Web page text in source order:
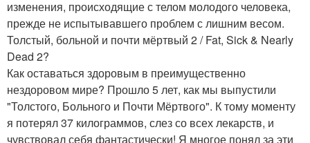
изменения, происходящие с телом молодого человека,
прежде не испытывавшего проблем с лишним весом.
Толстый, больной и почти мёртвый 2 / Fat, Sick & Nearly
Dead 2?
Как оставаться здоровым в преимущественно
нездоровом мире? Прошло 5 лет, как мы выпустили
"Толстого, Больного и Почти Мёртвого". К тому моменту
я потерял 37 килограммов, слез со всех лекарств, и
чувствовал себя фантастически! Я многое понял за эти